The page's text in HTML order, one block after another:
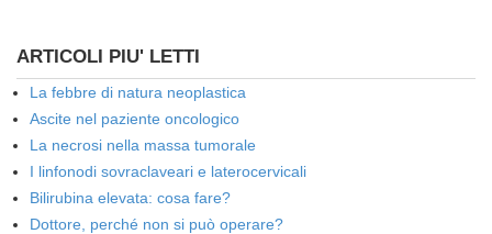
ARTICOLI PIU' LETTI
La febbre di natura neoplastica
Ascite nel paziente oncologico
La necrosi nella massa tumorale
I linfonodi sovraclaveari e laterocervicali
Bilirubina elevata: cosa fare?
Dottore, perché non si può operare?